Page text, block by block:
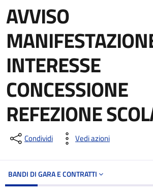
AVVISO
INTERESSE
CONCESSIONE
REFEZIONE
Condividi Vedi azioni
BANDI DI GARA E CONTRATTI